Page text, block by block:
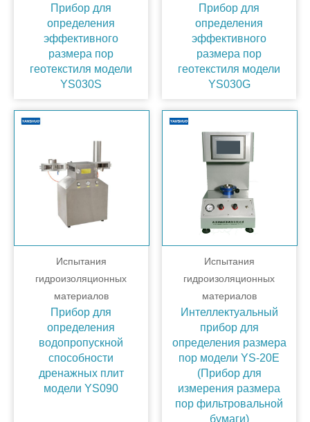
Прибор для
определения
эффективного
размера пор
геотекстиля модели
YS030S
Прибор для
определения
эффективного
размера пор
геотекстиля модели
YS030G
Испытания
гидроизоляционных
материалов
Прибор для
определения
водопропускной
способности
дренажных плит
модели YS090
Испытания
гидроизоляционных
материалов
Интеллектуальный
прибор для
определения размера
пор модели YS-20E
(Прибор для
измерения размера
пор фильтровальной
бумаги)